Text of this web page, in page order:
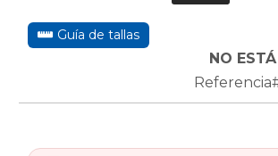
Guía de tallas
NO
Referencia